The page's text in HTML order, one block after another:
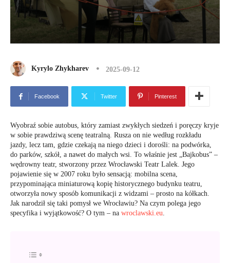
Kyrylo Zhykharev 2025-09-12
Facebook Twitter Pinterest
Wyobraź sobie autobus, który zamiast zwykłych siedzeń i poręczy kryje
w sobie prawdziwą scenę teatralną. Rusza on nie według rozkładu
jazdy, lecz tam, gdzie czekają na niego dzieci i dorośli: na podwórka,
do parków, szkół, a nawet do małych wsi. To właśnie jest „Bajkobus” –
wędrowny teatr, stworzony przez Wrocławski Teatr Lalek. Jego
pojawienie się w 2007 roku było sensacją: mobilna scena,
przypominająca miniaturową kopię historycznego budynku teatru,
otworzyła nowy sposób komunikacji z widzami – prosto na kółkach.
Jak narodził się taki pomysł we Wrocławiu? Na czym polega jego
specyfika i wyjątkowość? O tym – na wroclawski.eu.